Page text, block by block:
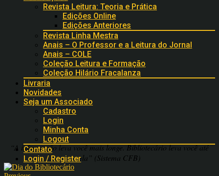
Revista Leitura: Teoria e Prática
Edições Online
Edições Anteriores
Revista Linha Mestra
Anais – O Professor e a Leitura do Jornal
Anais – COLE
Coleção Leitura e Formação
Coleção Hilário Fracalanza
Livraria
Novidades
Seja um Associado
Cadastro
Login
Minha Conta
Logout
Contato
Login / Register
“A informação leva você mais longe. Bibliotecário leva você até
ela” (Sistema CFB)